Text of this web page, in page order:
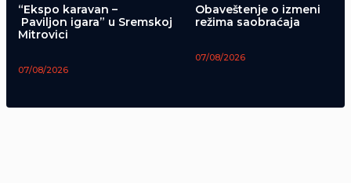
“Ekspo karavan –
Paviljon igara” u Sremskoj
Mitrovici
07/08/2026
Obaveštenje o izmeni
režima saobraćaja
07/08/2026